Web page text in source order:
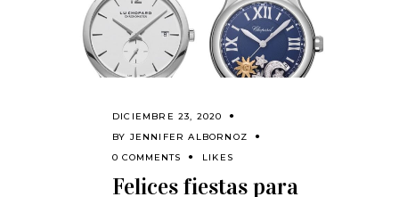
DICIEMBRE 23, 2020
BY JENNIFER ALBORNOZ
0 COMMENTS
LIKES
Felices fiestas para